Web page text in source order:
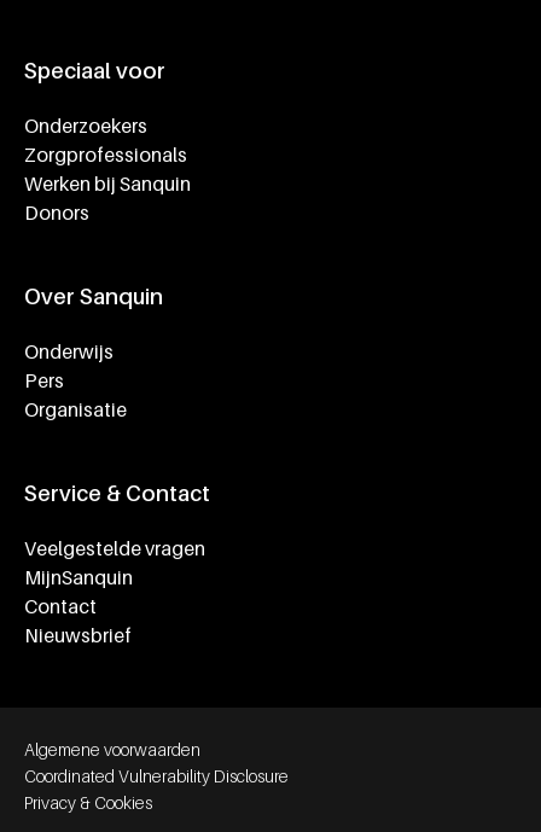
Speciaal voor
Onderzoekers
Zorgprofessionals
Werken bij Sanquin
Donors
Over Sanquin
Onderwijs
Pers
Organisatie
Service & Contact
Veelgestelde vragen
MijnSanquin
Contact
Nieuwsbrief
Footer bottom navigation
Algemene voorwaarden
Coordinated Vulnerability Disclosure
Privacy & Cookies